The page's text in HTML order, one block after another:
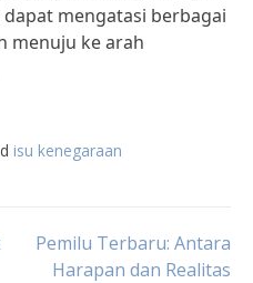
mengatasi berbagai
menuju ke arah
isu kenegaraan
Pemilu Terbaru: Antara
Harapan dan Realitas